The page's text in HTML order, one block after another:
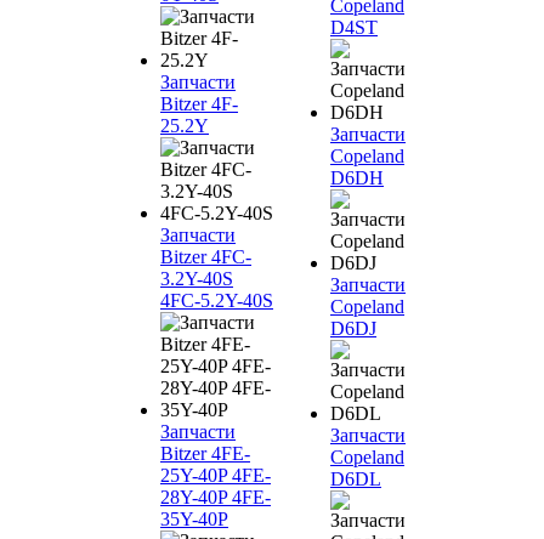
Запчасти
Bitzer 4F-
25.2Y
Запчасти
Bitzer 4FC-
3.2Y-40S
4FC-5.2Y-40S
Запчасти
Bitzer 4FE-
25Y-40P 4FE-
28Y-40P 4FE-
35Y-40P
Copeland
D4ST
Запчасти
Copeland
D6DH
Запчасти
Copeland
D6DJ
Запчасти
Copeland
D6DL